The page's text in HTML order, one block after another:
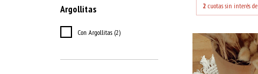
Argollitas
Con Argollitas (2)
2 cuotas sin interés de